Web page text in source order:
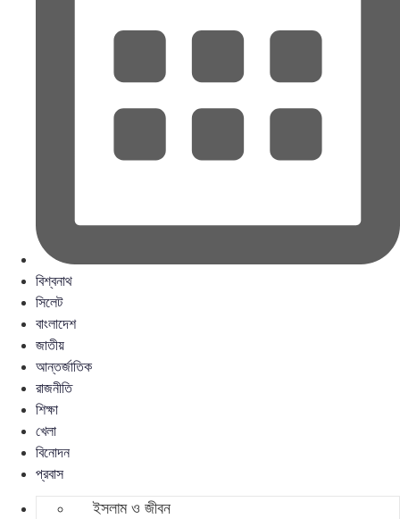
বিশ্বনাথ
সিলেট
বাংলাদেশ
জাতীয়
আন্তর্জাতিক
রাজনীতি
শিক্ষা
খেলা
বিনোদন
প্রবাস
ইসলাম ও জীবন